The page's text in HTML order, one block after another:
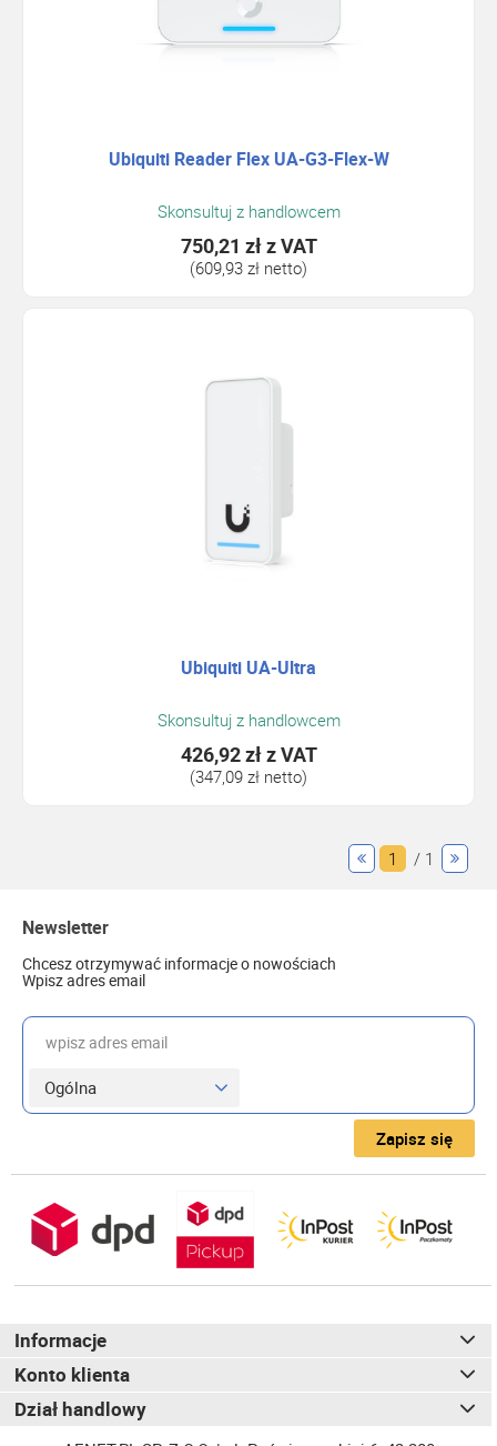
Ubiquiti Reader Flex UA-G3-Flex-W
Skonsultuj z handlowcem
750,21 złz VAT
(609,93 zł netto)
Ubiquiti UA-Ultra
Skonsultuj z handlowcem
426,92 złz VAT
(347,09 zł netto)
1 / 1
Newsletter
Chcesz otrzymywać informacje o nowościach
Wpisz adres email
wpisz adres email
Zapisz się
Informacje
Konto klienta
Dział handlowy